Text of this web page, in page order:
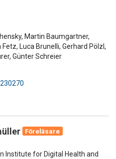
Martin Baumgartner,
Luca Brunelli, Gerhard Pölzl,
Günter Schreier
Föreläsare
Institute for Digital Health and